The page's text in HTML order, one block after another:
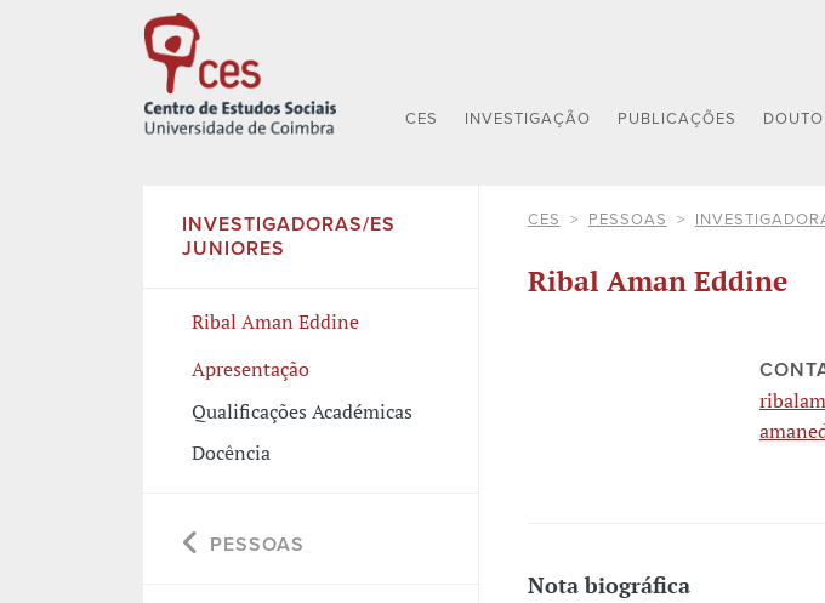
CES INVESTIGAÇÃO PUBLICAÇÕES
INVESTIGADORAS/ES
JUNIORES
Ribal Aman Eddine
Apresentação
Qualificações Académicas
Docência
PESSOAS
CES PESSOAS
Ribal Aman Eddine
Nota biográfica